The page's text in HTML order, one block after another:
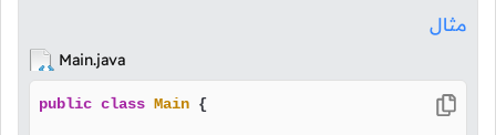
مثال
Main.java
public class Main {